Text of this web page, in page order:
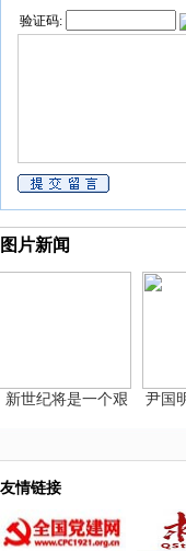
验证码:
图片新闻
纪将是一个艰 尹国明：
友情链接